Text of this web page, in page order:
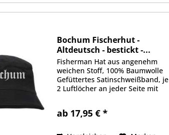
Bochum Fischerhut -
Altdeutsch - bestickt -...
Fisherman Hat aus angenehm
weichen Stoff, 100% Baumwolle
Gefüttertes Satinschweißband, je
2 Luftlöcher an jeder Seite mit
S/M (ca. 56cm Kopfumfang) oder
ab 17,95 € *